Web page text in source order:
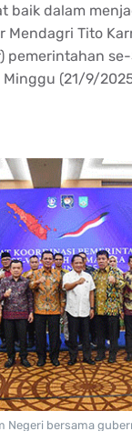
baik dalam
Mendagri Tito
pemerintahan
Minggu (21/9/
Negeri bersama